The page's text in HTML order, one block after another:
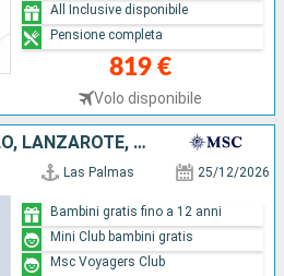
819 €
Volo disponibile
All Inclusive disponibile
Pensione completa
TENERIFE, PORTOGALLO, LANZAROTE, MAIORCA
Las Palmas 25/12/2026
Bambini gratis fino a 12 anni
Mini Club bambini gratis
Msc Voyagers Club